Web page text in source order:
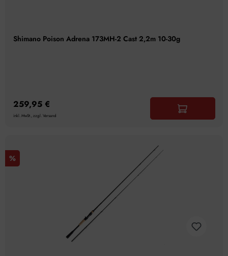
Shimano Poison Adrena 173MH-2 Cast 2,2m 10-30g
259,95 €
inkl. MwSt., zzgl. Versand
%